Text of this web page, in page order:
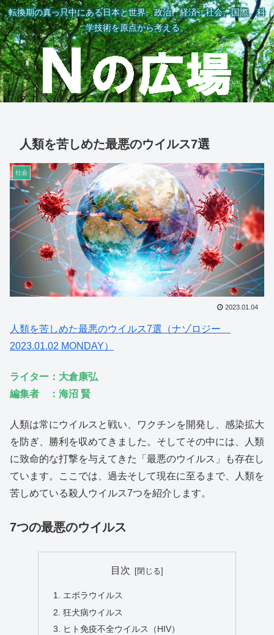
転換期の真っ只中にある日本と世界。政治、経済、社会、国際、科
学技術を原点から考える。
人類を苦しめた最悪のウイルス7選
社会
2023.01.04
人類を苦しめた最悪のウイルス7選（ナゾロジー
2023.01.02 MONDAY）
ライター：大倉康弘
編集者 ：海沼 賢
人類は常にウイルスと戦い、ワクチンを開発し、感染拡大
を防ぎ、勝利を収めてきました。そしてその中には、人類
に致命的な打撃を与えてきた「最悪のウイルス」も存在し
ています。ここでは、過去そして現在に至るまで、人類を
苦しめている殺人ウイルス7つを紹介します。
7つの最悪のウイルス
目次
エボラウイルス
狂犬病ウイルス
ヒト免疫不全ウイルス（HIV）